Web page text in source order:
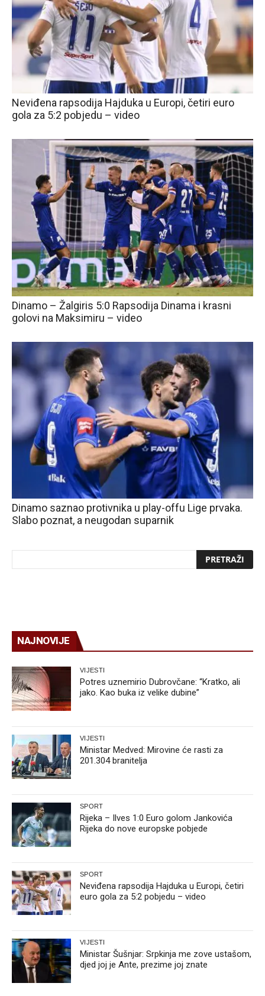
Neviđena rapsodija Hajduka u Europi, četiri euro
gola za 5:2 pobjedu – video
Dinamo – Žalgiris 5:0 Rapsodija Dinama i krasni
golovi na Maksimiru – video
Dinamo saznao protivnika u play-offu Lige prvaka.
Slabo poznat, a neugodan suparnik
NAJNOVIJE
VIJESTI
Potres uznemirio Dubrovčane: “Kratko, ali
jako. Kao buka iz velike dubine”
VIJESTI
Ministar Medved: Mirovine će rasti za
201.304 branitelja
SPORT
Rijeka – Ilves 1:0 Euro golom Jankovića
Rijeka do nove europske pobjede
SPORT
Neviđena rapsodija Hajduka u Europi, četiri
euro gola za 5:2 pobjedu – video
VIJESTI
Ministar Šušnjar: Srpkinja me zove ustašom,
djed joj je Ante, prezime joj znate